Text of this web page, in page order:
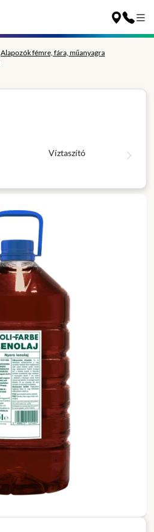
Alapozók fémre, fára, műanyagra
Víztaszító